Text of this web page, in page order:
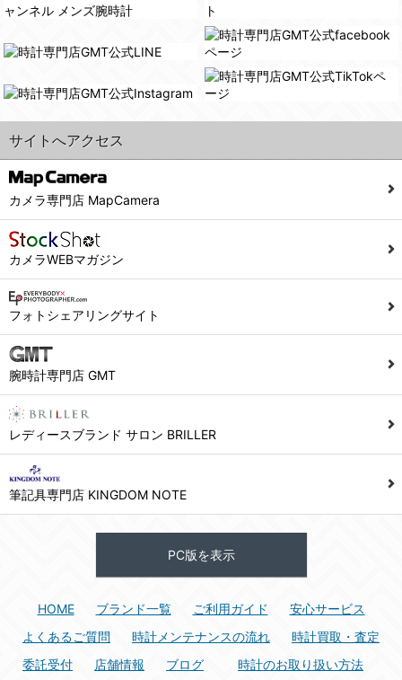
５．ご本人が容易に知覚できない方法による個人情報の取得
また利用者の統計的分析のため、または掲載された広告にクッキーを使用する場合があります。
シュッピン株式会社 個人情報相談窓口
Mail：privacy@syuppin.com (受付)
6. 情報の提供
1)弊社は、各ユーザーに対し、当該ユーザーの購入商品の情報、及び弊社の特価商品の情報等、ユーザーに有益かつ便利な情報を提供するものとし、ユーザーはこれに同意するものとします。
フォームにて入力されたメールアドレスに、本サイトのお知らせをメールにてお送りさせていただきます。
本サイト会員のお客様は
※設定変更前にログインする必要があります。
メールマガジン会員のお客様はこちら
7. ユーザーの義務
(1) 他のユーザー、第三者もしくは弊社の著作権又はその他の権利を侵害する行為、及び侵害する恐れのある行為。
(6) 犯罪的行為、または犯罪的行為に結びつく行為、もしくはその恐れのある行為。
(9) 弊社の企業活動の運営を妨げるような行為、誹謗するような行為。
(12) その他、法令に違反または違反する恐れのある行為。
(13) その他、弊社が不適切と判断する行為。
2) ユーザーは、本サイト及び本サービスの利用により、弊社または第三者が損害を被ったときは、かかる損害を賠償するものとします。
サイトへアクセス
カメラ専門店 MapCamera
カメラWEBマガジン
フォトシェアリングサイト
腕時計専門店 GMT
レディースブランド サロン BRILLER
筆記具専門店 KINGDOM NOTE
PC版を表示
HOME ブランド一覧 ご利用ガイド
安心サービス
よくあるご質問
時計メンテナンスの流れ
時計買取・査定
委託受付
店舗情報 ブログ 時計のお取り扱い方法